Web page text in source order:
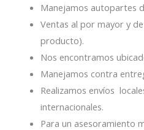
Manejamos autopartes
Ventas al por mayor y
producto).
Nos encontramos
Manejamos contra
Realizamos envíos
internacionales.
Para un asesoramiento